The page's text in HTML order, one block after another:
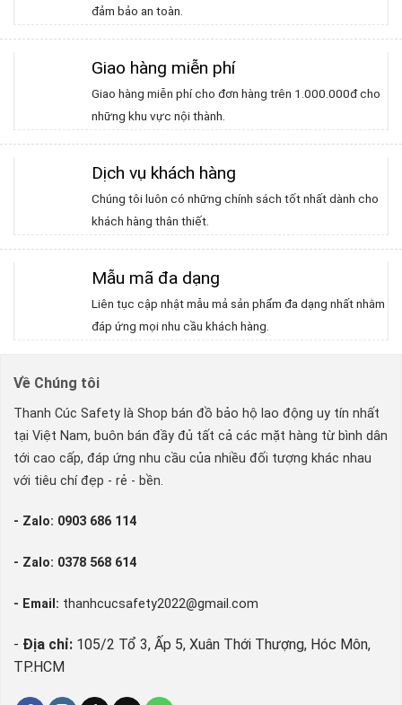
đảm bảo an toàn.
Giao hàng miễn phí
Giao hàng miễn phí cho đơn hàng trên 1.000.000đ cho
những khu vực nội thành.
Dịch vụ khách hàng
Chúng tôi luôn có những chính sách tốt nhất dành cho
khách hàng thân thiết.
Mẫu mã đa dạng
Liên tục cập nhật mẫu mả sản phẩm đa dạng nhất nhằm
đáp ứng mọi nhu cầu khách hàng.
Về Chúng tôi
Thanh Cúc Safety là Shop bán đồ bảo hộ lao động uy tín nhất
tại Việt Nam, buôn bán đầy đủ tất cả các mặt hàng từ bình dân
tới cao cấp, đáp ứng nhu cầu của nhiều đối tượng khác nhau
với tiêu chí đẹp - rẻ - bền.
- Zalo: 0903 686 114
- Zalo: 0378 568 614
- Email: thanhcucsafety2022@gmail.com
- Địa chỉ: 105/2 Tổ 3, Ấp 5, Xuân Thới Thượng, Hóc Môn,
TP.HCM